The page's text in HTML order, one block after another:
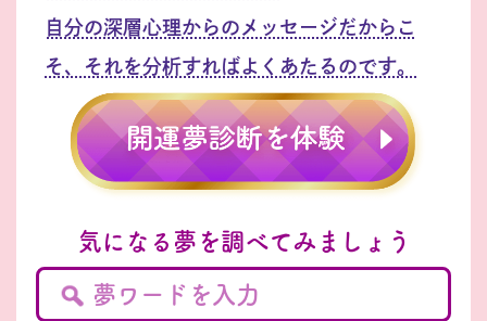
自分の深層心理からのメッセージだからこ
そ、それを分析すればよくあたるのです。
気になる夢を調べてみましょう